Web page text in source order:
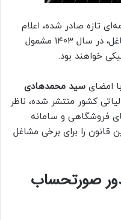
تازه‌ صادر شده، اعلام
کرده است که گروهی از صاحبان مشاغل، در سال ۱۴۰۳ مشمول
خواهند بود.
امضای سید محمدهادی
کشور منتشر شده، ناظر
فروشگاهی و سامانه
قانون را برای برخی مشاغل
صورتحساب